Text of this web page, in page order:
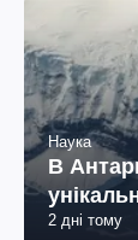
Наука
В
2 дні тому